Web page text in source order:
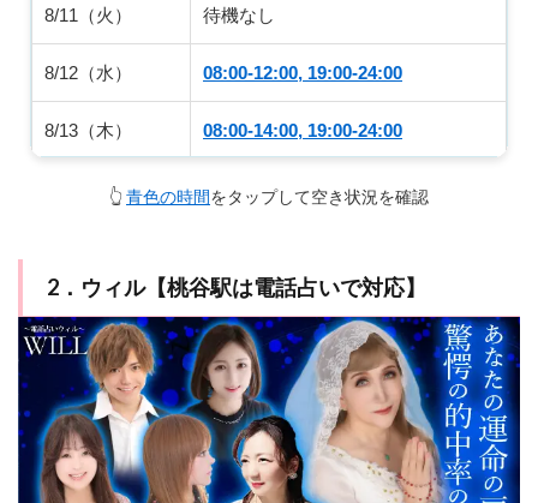
8/11（火） 待機なし
8/12（水） 08:00-12:00, 19:00-24:00
8/13（木） 08:00-14:00, 19:00-24:00
8/14（金） 08:00-14:00, 19:00-24:00
👆 青色の時間をタップして空き状況を確認
2．ウィル【桃谷駅は電話占いで対応】